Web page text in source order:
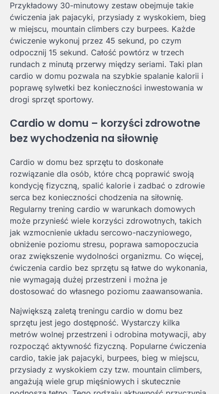
Przykładowy 30-minutowy zestaw obejmuje takie
ćwiczenia jak pajacyki, przysiady z wyskokiem, bieg
w miejscu, mountain climbers czy burpees. Każde
ćwiczenie wykonuj przez 45 sekund, po czym
odpocznij 15 sekund. Całość powtórz w trzech
rundach z minutą przerwy między seriami. Taki plan
cardio w domu pozwala na szybkie spalanie kalorii i
poprawę sylwetki bez konieczności inwestowania w
drogi sprzęt sportowy.
Cardio w domu – korzyści zdrowotne
bez wychodzenia na siłownię
Cardio w domu bez sprzętu to doskonałe
rozwiązanie dla osób, które chcą poprawić swoją
kondycję fizyczną, spalić kalorie i zadbać o zdrowie
serca bez konieczności chodzenia na siłownię.
Regularny trening cardio w warunkach domowych
może przynieść wiele korzyści zdrowotnych, takich
jak wzmocnienie układu sercowo-naczyniowego,
obniżenie poziomu stresu, poprawa samopoczucia
oraz zwiększenie wydolności organizmu. Co więcej,
ćwiczenia cardio bez sprzętu są łatwe do wykonania,
nie wymagają dużej przestrzeni i można je
dostosować do własnego poziomu zaawansowania.
Największą zaletą treningu cardio w domu bez
sprzętu jest jego dostępność. Wystarczy kilka
metrów wolnej przestrzeni i odrobina motywacji, aby
rozpocząć aktywność fizyczną. Popularne ćwiczenia
cardio, takie jak pajacyki, burpees, bieg w miejscu,
przysiady z wyskokiem czy tzw. mountain climbers,
angażują wiele grup mięśniowych i skutecznie